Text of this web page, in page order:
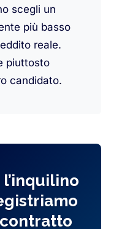
scegli un
più basso
reale.
piuttosto
candidato.